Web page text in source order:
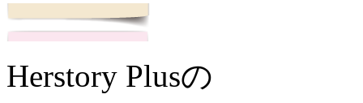
Herstory Plusの